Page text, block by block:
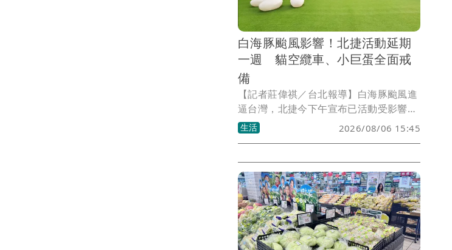
白海豚颱風影響！北捷活動延期
一週 貓空纜車、小巨蛋全面戒
備
【記者莊偉祺／台北報導】白海豚颱風進
逼台灣，北捷今下午宣布已活動受影響，
包含星空電影院延期一週播放，貓空纜
車、兒童新樂園、台北小巨蛋則全面戒
生活 2026/08/06 15:45